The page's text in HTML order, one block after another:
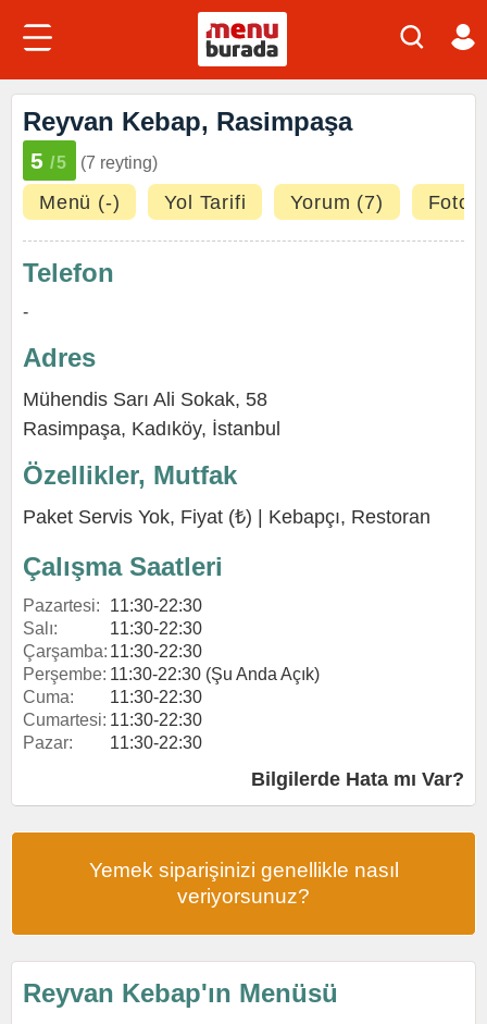
Reyvan Kebap, Rasimpaşa
5 /5 (7 reyting)
Menü (-) Yol Tarifi Yorum (7)
Telefon
-
Adres
Mühendis Sarı Ali Sokak, 58
Rasimpaşa, Kadıköy, İstanbul
Özellikler, Mutfak
Paket Servis Yok, Fiyat (₺) | Kebapçı, Restoran
Çalışma Saatleri
Pazartesi:
11:30-22:30
Salı:
11:30-22:30
Çarşamba: 11:30-22:30
Perşembe: 11:30-22:30 (Şu Anda Açık)
Cuma:
11:30-22:30
Cumartesi: 11:30-22:30
Pazar:
11:30-22:30
Bilgilerde Hata mı Var?
Yemek siparişinizi genellikle nasıl
veriyorsunuz?
Reyvan Kebap'ın Menüsü